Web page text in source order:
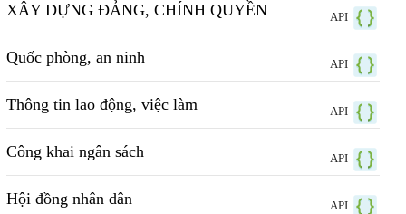
XÂY DỰNG ĐẢNG, CHÍNH QUYỀN API
Quốc phòng, an ninh API
Thông tin lao động, việc làm API
Công khai ngân sách API
Hội đồng nhân dân API